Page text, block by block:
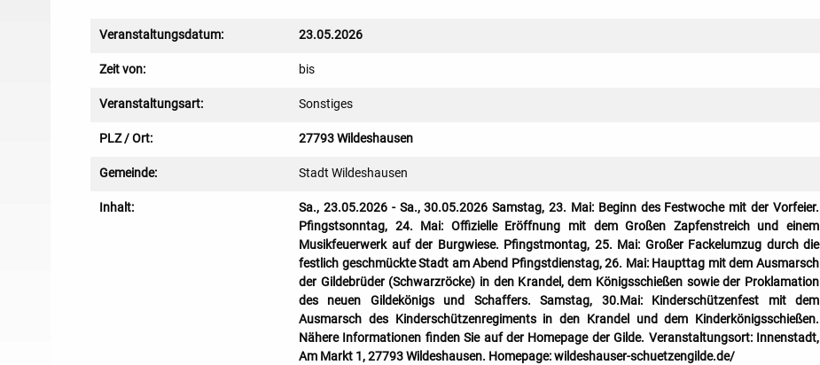
Veranstaltungsdatum: 23.05.2026
Zeit von: bis
Veranstaltungsart: Sonstiges
PLZ / Ort: 27793 Wildeshausen
Gemeinde: Stadt Wildeshausen
Inhalt:
Sa., 23.05.2026 - Sa., 30.05.2026 Samstag, 23. Mai: Beginn des Festwoche mit der Vorfeier.
Pfingstsonntag, 24. Mai: Offizielle Eröffnung mit dem Großen Zapfenstreich und einem
Musikfeuerwerk auf der Burgwiese. Pfingstmontag, 25. Mai: Großer Fackelumzug durch die
festlich geschmückte Stadt am Abend Pfingstdienstag, 26. Mai: Haupttag mit dem Ausmarsch
der Gildebrüder (Schwarzröcke) in den Krandel, dem Königsschießen sowie der Proklamation
des neuen Gildekönigs und Schaffers. Samstag, 30.Mai: Kinderschützenfest mit dem
Ausmarsch des Kinderschützenregiments in den Krandel und dem Kinderkönigsschießen.
Nähere Informationen finden Sie auf der Homepage der Gilde. Veranstaltungsort: Innenstadt,
Am Markt 1, 27793 Wildeshausen. Homepage: wildeshauser-schuetzengilde.de/